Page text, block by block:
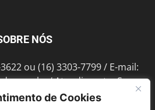
de Cookies
NÓS
ou (16) 3303-7799 / E-mail:
/ Atendimento: Seg a
Av. Bento de Abreu, 889